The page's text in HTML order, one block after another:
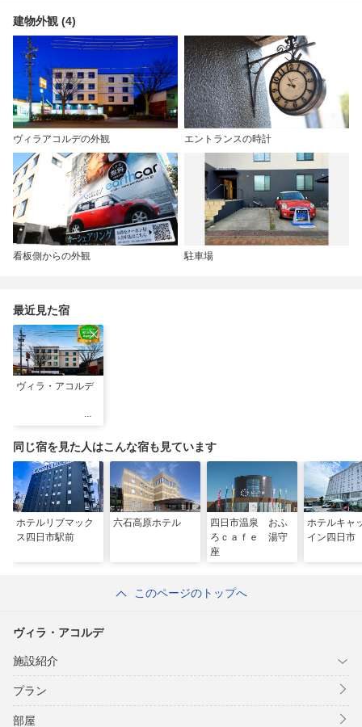
建物外観 (4)
ヴィラアコルデの外観 エントランスの時計
看板側からの外観 駐車場
最近見た宿
ヴィラ・アコルデ
同じ宿を見た人はこんな宿も見ています
ホテルリブマック
ス四日市駅前
六石高原ホテル
四日市温泉 おふ
ろｃａｆｅ 湯守
座
ホテルキャ
イン四日市
このページのトップへ
ヴィラ・アコルデ
施設紹介
プラン
部屋